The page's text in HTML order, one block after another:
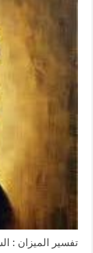
تفسير الميزان :